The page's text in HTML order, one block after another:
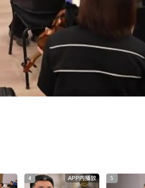
4 5